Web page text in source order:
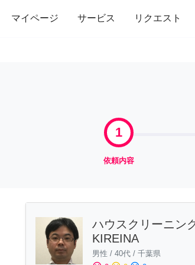
マイページ サービス リクエスト
修理・組立 家事 引っ越し イ
1
依頼内容
ハウスクリーニン
KIREINA
男性 / 40代 / 千葉県